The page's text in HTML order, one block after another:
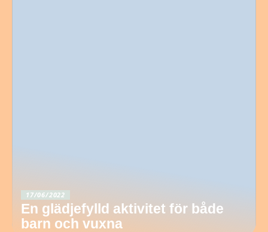
17/06/2022
En glädjefylld aktivitet för både
barn och vuxna